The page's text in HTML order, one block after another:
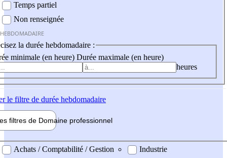
Temps partiel
Non renseignée
la durée hebdomadaire :
minimale (en heure) Durée maximale (en heure)
heures
le filtre de durée hebdomadaire
filtres de Domaine professionnel
professionel
Achats / Comptabilité / Gestion
Industrie